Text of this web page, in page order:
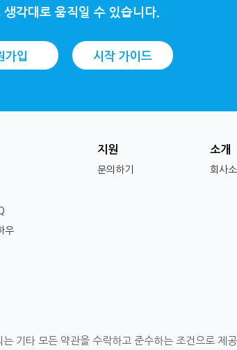
생각대로 움직일 수 있습니다.
가입 시작 가이드
우
지원
문의하기
소개
회사
기타 모든 약관을 수락하고 준수하는 조건으로 제공